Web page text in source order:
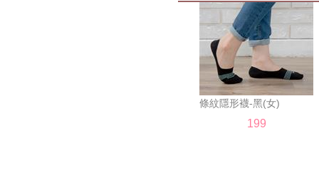
條紋隱形襪-黑(女)
199